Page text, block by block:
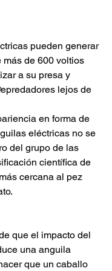
pueden generar
más de 600 voltios
a su presa y
lejos de
en forma de
eléctricas no se
del grupo de las
científica de
cercana al pez
que el impacto del
una anguila
que un caballo